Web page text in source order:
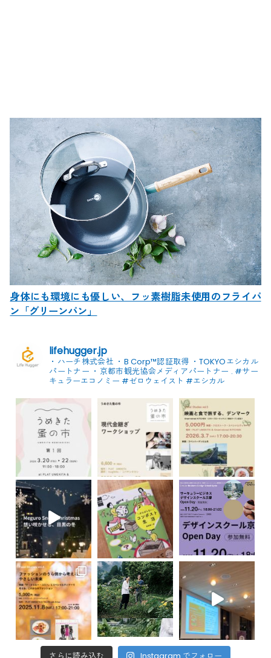
身体にも環境にも優しい、フッ素樹脂未使用のフライパ
ン「グリーンパン」
lifehugger.jp
・ハーチ株式会社 ・B Corp™認証取得 ・TOKYOエシカル
パートナー ・京都市観光協会メディアパートナー . #サー
キュラーエコノミー #ゼロウェイスト #エシカル